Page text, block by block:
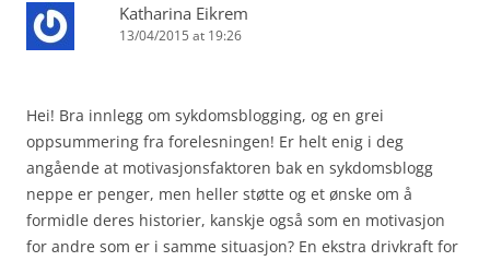
Katharina Eikrem
13/04/2015 at 19:26
Hei! Bra innlegg om sykdomsblogging, og en grei
oppsummering fra forelesningen! Er helt enig i deg
angående at motivasjonsfaktoren bak en sykdomsblogg
neppe er penger, men heller støtte og et ønske om å
formidle deres historier, kanskje også som en motivasjon
for andre som er i samme situasjon? En ekstra drivkraft for